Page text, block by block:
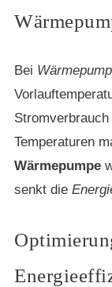
Bei
Temperaturen
Wärmepumpe
senkt die